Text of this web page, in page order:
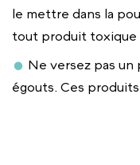
le mettre dans la
tout produit toxique
Ne versez pas un
égouts. Ces